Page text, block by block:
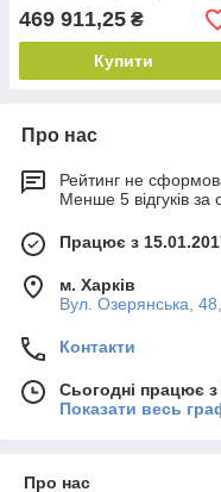
469 911,25 ₴
Купити
Про нас
Рейтинг не
Менше 5 відгуків за
Працює з
м. Харків
Вул. Озерянська,
Контакти
Сьогодні працює
Показати весь
Про нас